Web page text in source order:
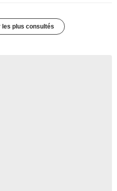
plus consultés